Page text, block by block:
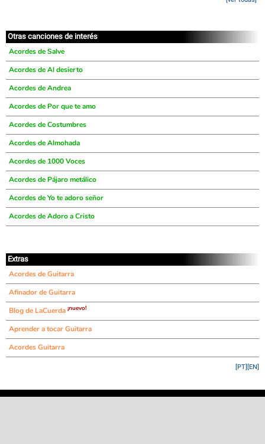
Otras canciones de interés
Acordes de Salve
Acordes de Al desierto
Acordes de Andrea
Acordes de Por que te amo
Acordes de Costumbres
Acordes de Almohada
Acordes de 1000 Voces
Acordes de Pájaro metálico
Acordes de Yo te adoro señor
Acordes de Adoro a Cristo
Extras
Acordes de Guitarra
Afinador de Guitarra
Blog de LaCuerda ¡nuevo!
Aprender a tocar Guitarra
Acordes Guitarra
[EN]
[PT]